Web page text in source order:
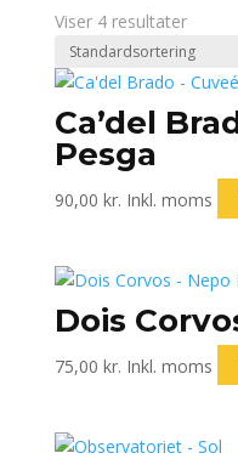
Viser 4 resultater
Ca’del
Pesga
90,00 kr. Inkl. moms
Dois
75,00 kr. Inkl. moms